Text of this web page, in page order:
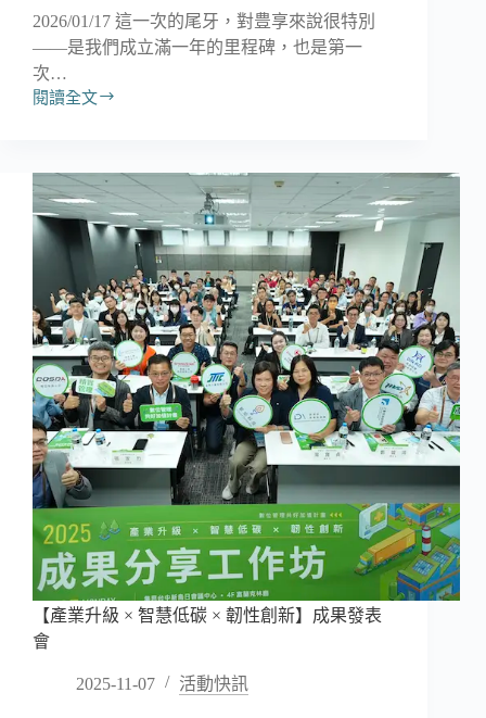
2026/01/17 這一次的尾牙，對豊享來說很特別
——是我們成立滿一年的里程碑，也是第一
次…
閱讀全文
豊
造
一
週
年
｜
把
感
謝
說
出
口，
也
把
想
寫
下
來。
【產業升級 × 智慧低碳 × 韌性創新】成果發表
會
2025-11-07 活動快訊